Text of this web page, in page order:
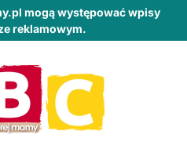
mogą występować wpisy
reklamowym.